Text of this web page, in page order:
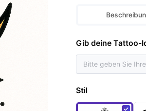
Gib deine Tattoo-
Stil